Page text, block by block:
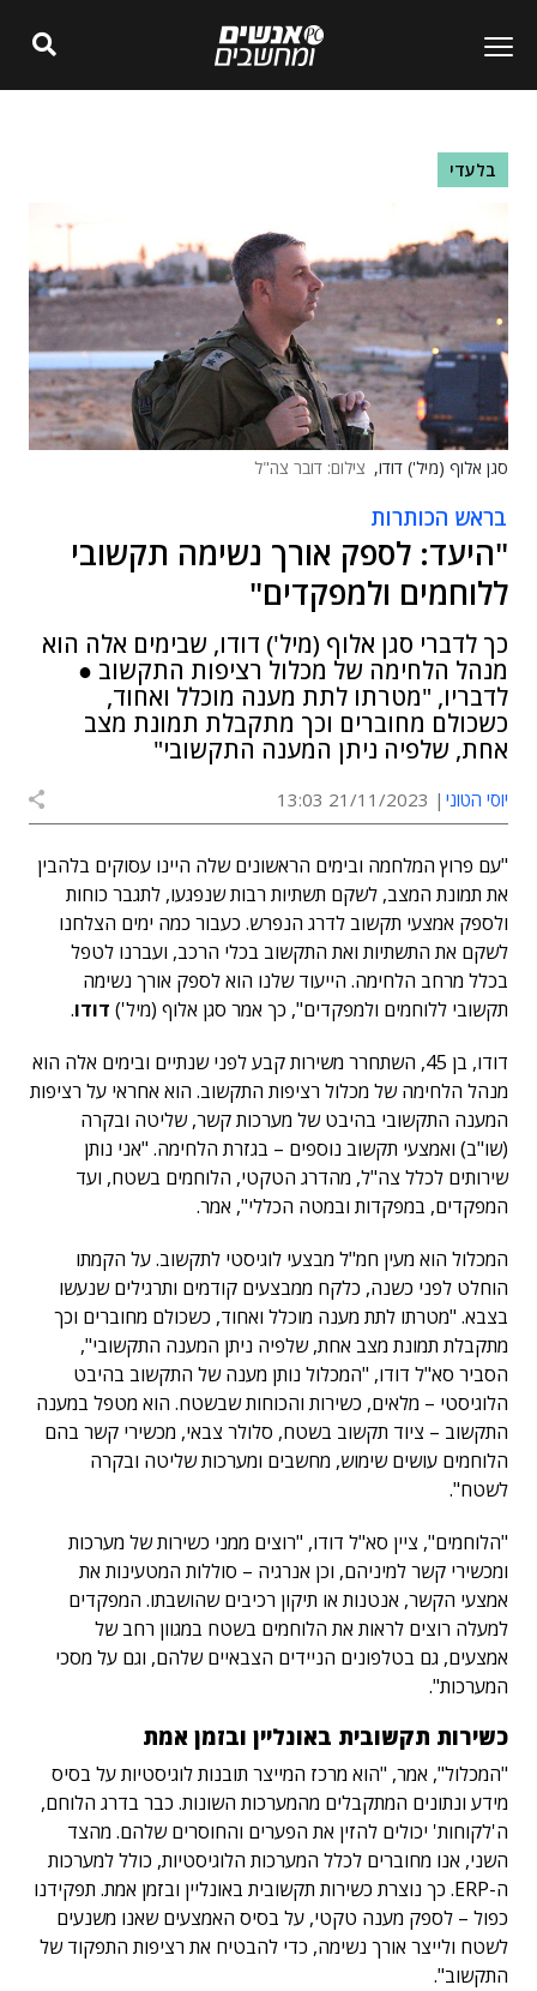
בלעדי
סגן אלוף (מיל') דודו, צילום: דובר צה"ל
בראש הכותרות
"היעד: לספק אורך נשימה תקשובי
ללוחמים ולמפקדים"
כך לדברי סגן אלוף (מיל') דודו, שבימים אלה הוא
מנהל הלחימה של מכלול רציפות התקשוב ●
לדבריו, "מטרתו לתת מענה מוכלל ואחוד,
כשכולם מחוברים וכך מתקבלת תמונת מצב
אחת, שלפיה ניתן המענה התקשובי"
יוסי הטוני 21/11/2023 13:03
"עם פרוץ המלחמה ובימים הראשונים שלה היינו עסוקים בלהבין
את תמונת המצב, לשקם תשתיות רבות שנפגעו, לתגבר כוחות
ולספק אמצעי תקשוב לדרג הנפרש. כעבור כמה ימים הצלחנו
לשקם את התשתיות ואת התקשוב בכלי הרכב, ועברנו לטפל
בכלל מרחב הלחימה. הייעוד שלנו הוא לספק אורך נשימה
תקשובי ללוחמים ולמפקדים", כך אמר סגן אלוף (מיל') דודו.
דודו, בן 45, השתחרר משירות קבע לפני שנתיים ובימים אלה הוא
מנהל הלחימה של מכלול רציפות התקשוב. הוא אחראי על רציפות
המענה התקשובי בהיבט של מערכות קשר, שליטה ובקרה
(שו"ב) ואמצעי תקשוב נוספים – בגזרת הלחימה. "אני נותן
שירותים לכלל צה"ל, מהדרג הטקטי, הלוחמים בשטח, ועד
המפקדים, במפקדות ובמטה הכללי", אמר.
המכלול הוא מעין חמ"ל מבצעי לוגיסטי לתקשוב. על הקמתו
הוחלט לפני כשנה, כלקח ממבצעים קודמים ותרגילים שנעשו
בצבא. "מטרתו לתת מענה מוכלל ואחוד, כשכולם מחוברים וכך
מתקבלת תמונת מצב אחת, שלפיה ניתן המענה התקשובי",
הסביר סא"ל דודו, "המכלול נותן מענה של התקשוב בהיבט
הלוגיסטי – מלאים, כשירות והכוחות שבשטח. הוא מטפל במענה
התקשוב – ציוד תקשוב בשטח, סלולר צבאי, מכשירי קשר בהם
הלוחמים עושים שימוש, מחשבים ומערכות שליטה ובקרה
לשטח".
"הלוחמים", ציין סא"ל דודו, "רוצים ממני כשירות של מערכות
ומכשירי קשר למיניהם, וכן אנרגיה – סוללות המטעינות את
אמצעי הקשר, אנטנות או תיקון רכיבים שהושבתו. המפקדים
למעלה רוצים לראות את הלוחמים בשטח במגוון רחב של
אמצעים, גם בטלפונים הניידים הצבאיים שלהם, וגם על מסכי
המערכות".
כשירות תקשובית באונליין ובזמן אמת
"המכלול", אמר, "הוא מרכז המייצר תובנות לוגיסטיות על בסיס
מידע ונתונים המתקבלים מהמערכות השונות. כבר בדרג הלוחם,
ה'לקוחות' יכולים להזין את הפערים והחוסרים שלהם. מהצד
השני, אנו מחוברים לכלל המערכות הלוגיסטיות, כולל למערכות
ה-ERP. כך נוצרת כשירות תקשובית באונליין ובזמן אמת. תפקידנו
כפול – לספק מענה טקטי, על בסיס האמצעים שאנו משנעים
לשטח ולייצר אורך נשימה, כדי להבטיח את רציפות התפקוד של
התקשוב".